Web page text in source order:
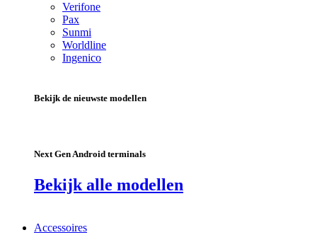
Verifone
Pax
Sunmi
Worldline
Ingenico
Bekijk de nieuwste modellen
Next Gen Android terminals
Bekijk alle modellen
Accessoires